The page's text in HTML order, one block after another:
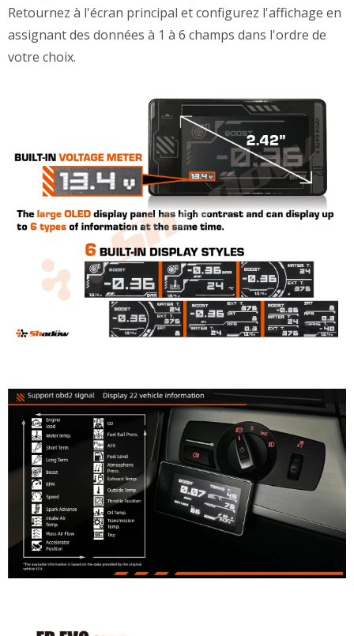
Retournez à l'écran principal et configurez l'affichage en
assignant des données à 1 à 6 champs dans l'ordre de
votre choix.